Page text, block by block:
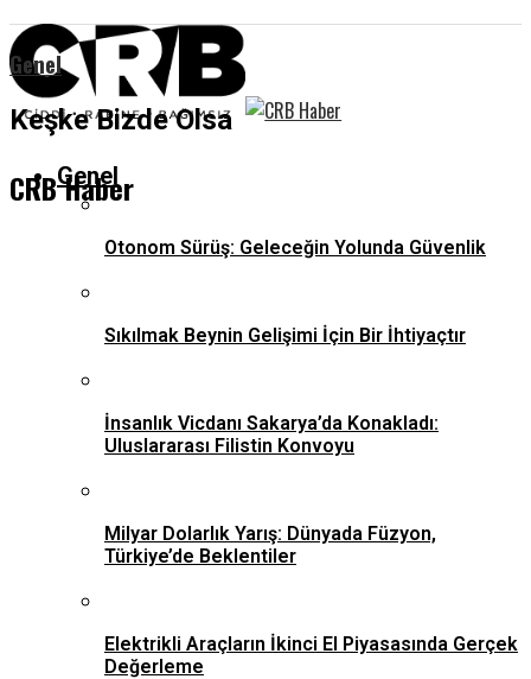
CRB Haber
Genel
Otonom Sürüş: Geleceğin Yolunda Güvenlik
Sıkılmak Beynin Gelişimi İçin Bir İhtiyaçtır
İnsanlık Vicdanı Sakarya’da Konakladı:
Uluslararası Filistin Konvoyu
Milyar Dolarlık Yarış: Dünyada Füzyon,
Türkiye’de Beklentiler
Elektrikli Araçların İkinci El Piyasasında Gerçek
Değerleme
Genel
Keşke Bizde Olsa